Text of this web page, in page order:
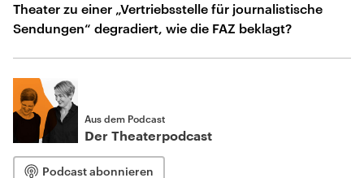
Theater zu einer „Vertriebsstelle für journalistische
Sendungen“ degradiert, wie die FAZ beklagt?
Aus dem Podcast
Der Theaterpodcast
Podcast abonnieren